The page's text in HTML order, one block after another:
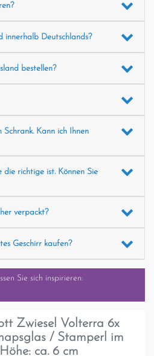
innerhalb Deutschlands?
bestellen?
Schrank. Kann ich Ihnen
die richtige ist. Können Sie
verpackt?
Geschirr kaufen?
Sie sich inspirieren:
Zwiesel Volterra 6x
/ Stamperl im
ca. 6 cm